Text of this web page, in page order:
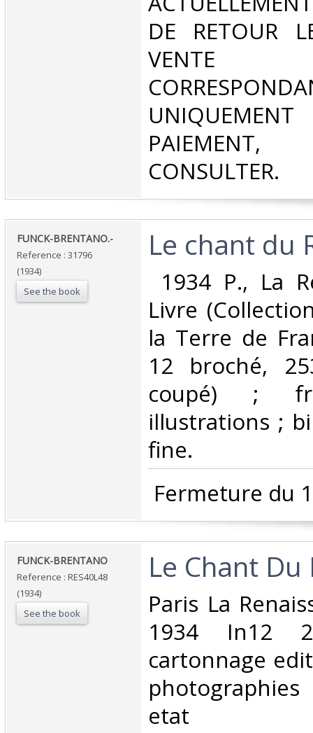
DE RETOUR
CONSULTER.‎
‎FUNCK-BRENTANO.-‎
Reference : 31796
(1934)
See the book
‎Le chant du
1934 P., La
Livre
la Terre de
12 broché,
coupé) ;
illustrations ;
fine. ‎
Fermeture du
‎FUNCK-BRENTANO‎
Reference : RES40L48
(1934)
See the book
‎Le Chant Du
‎Paris La
1934 In12
cartonnage
etat‎